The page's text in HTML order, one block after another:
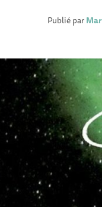
Publié par